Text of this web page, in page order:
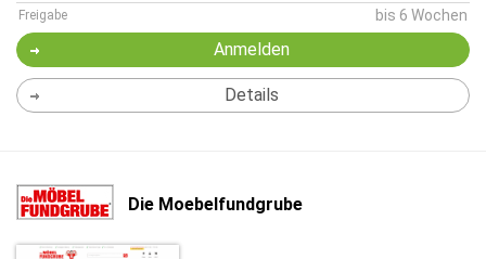
Freigabe bis 6 Wochen
Anmelden
Details
Die Moebelfundgrube